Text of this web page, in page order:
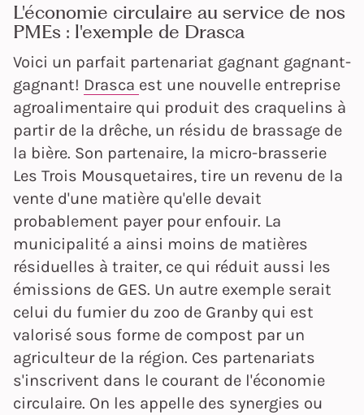
L'économie circulaire au service de nos
PMEs : l'exemple de Drasca
Voici un parfait partenariat gagnant gagnant-
gagnant! Drasca est une nouvelle entreprise
agroalimentaire qui produit des craquelins à
partir de la drêche, un résidu de brassage de
la bière. Son partenaire, la micro-brasserie
Les Trois Mousquetaires, tire un revenu de la
vente d'une matière qu'elle devait
probablement payer pour enfouir. La
municipalité a ainsi moins de matières
résiduelles à traiter, ce qui réduit aussi les
émissions de GES. Un autre exemple serait
celui du fumier du zoo de Granby qui est
valorisé sous forme de compost par un
agriculteur de la région. Ces partenariats
s'inscrivent dans le courant de l'économie
circulaire. On les appelle des synergies ou